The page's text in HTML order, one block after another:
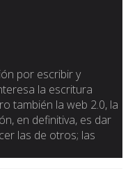
por escribir y
la escritura
también la web 2.0, la
en definitiva, es dar
las de otros; las